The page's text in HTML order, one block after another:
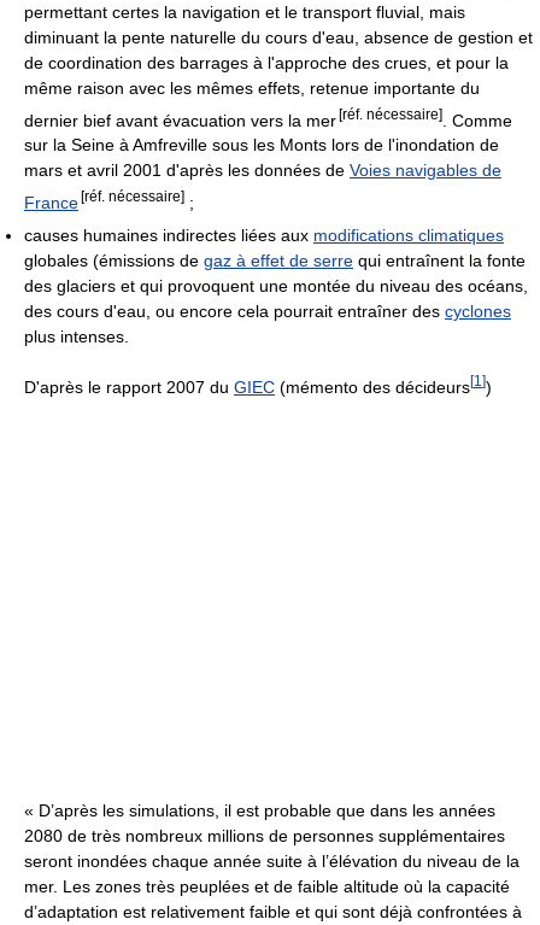
permettant certes la navigation et le transport fluvial, mais
diminuant la pente naturelle du cours d'eau, absence de gestion et
de coordination des barrages à l'approche des crues, et pour la
même raison avec les mêmes effets, retenue importante du
dernier bief avant évacuation vers la mer[réf. nécessaire]
Comme
sur la Seine à Amfreville sous les Monts lors de l'inondation de
mars et avril 2001 d'après les données de Voies navigables de
France [réf. nécessaire] ;
causes humaines indirectes liées aux modifications climatiques
globales (émissions de gaz à effet de serre qui entraînent la fonte
des glaciers et qui provoquent une montée du niveau des océans,
des cours d'eau, ou encore cela pourrait entraîner des cyclones
plus intenses.
D'après le rapport 2007 du GIEC (mémento des décideurs[1 ])
« D’après les simulations, il est probable que dans les années
2080 de très nombreux millions de personnes supplémentaires
seront inondées chaque année suite à l’élévation du niveau de la
mer. Les zones très peuplées et de faible altitude où la capacité
d’adaptation est relativement faible et qui sont déjà confrontées à